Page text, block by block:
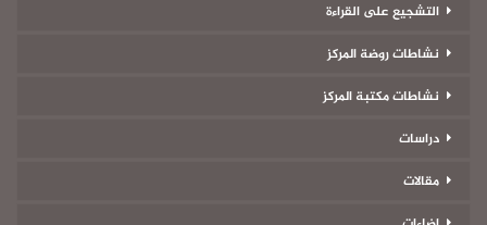
التشجيع على القراءة
نشاطات روضة المركز
نشاطات مكتبة المركز
دراسات
مقالات